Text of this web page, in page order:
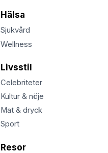
Hälsa
Sjukvård
Wellness
Livsstil
Celebriteter
Kultur & nöje
Mat & dryck
Sport
Resor